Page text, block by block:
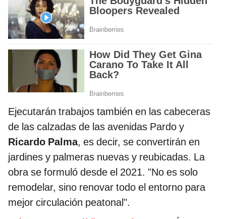
Ejecutarán trabajos también en las cabeceras
de las calzadas de las avenidas Pardo y
Ricardo Palma, es decir, se convertirán en
jardines y palmeras nuevas y reubicadas. La
obra se formuló desde el 2021. "No es solo
remodelar, sino renovar todo el entorno para
mejor circulación peatonal".